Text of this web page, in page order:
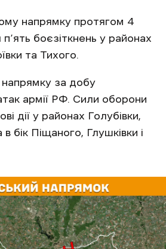
напрямку протягом 4
боєзіткнень у районах
та Тихого.
за добу
армії РФ. Сили оборони
дії у районах Голубівки,
бік Піщаного, Глушківки і